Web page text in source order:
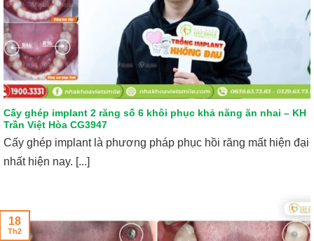
Cấy ghép implant 2 răng số 6 khôi phục khả năng ăn nhai – KH
Trần Việt Hòa CG3947
Cấy ghép implant là phương pháp phục hồi răng mất hiện đại
nhất hiện nay. [...]
18
Th2